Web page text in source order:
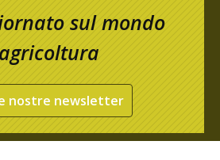
sul mondo
nostre newsletter